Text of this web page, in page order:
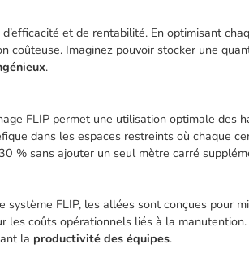
et de rentabilité. En optimisant
coûteuse. Imaginez pouvoir stocker une
.
FLIP permet une utilisation optimale des
dans les espaces restreints où chaque
% sans ajouter un seul mètre carré
FLIP, les allées sont conçues pour
coûts opérationnels liés à la
la productivité des équipes.